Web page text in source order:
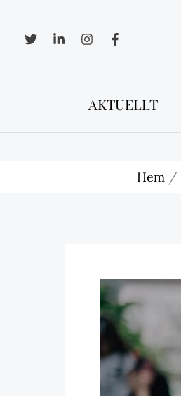
innehåll
AKTUELLT
Hem